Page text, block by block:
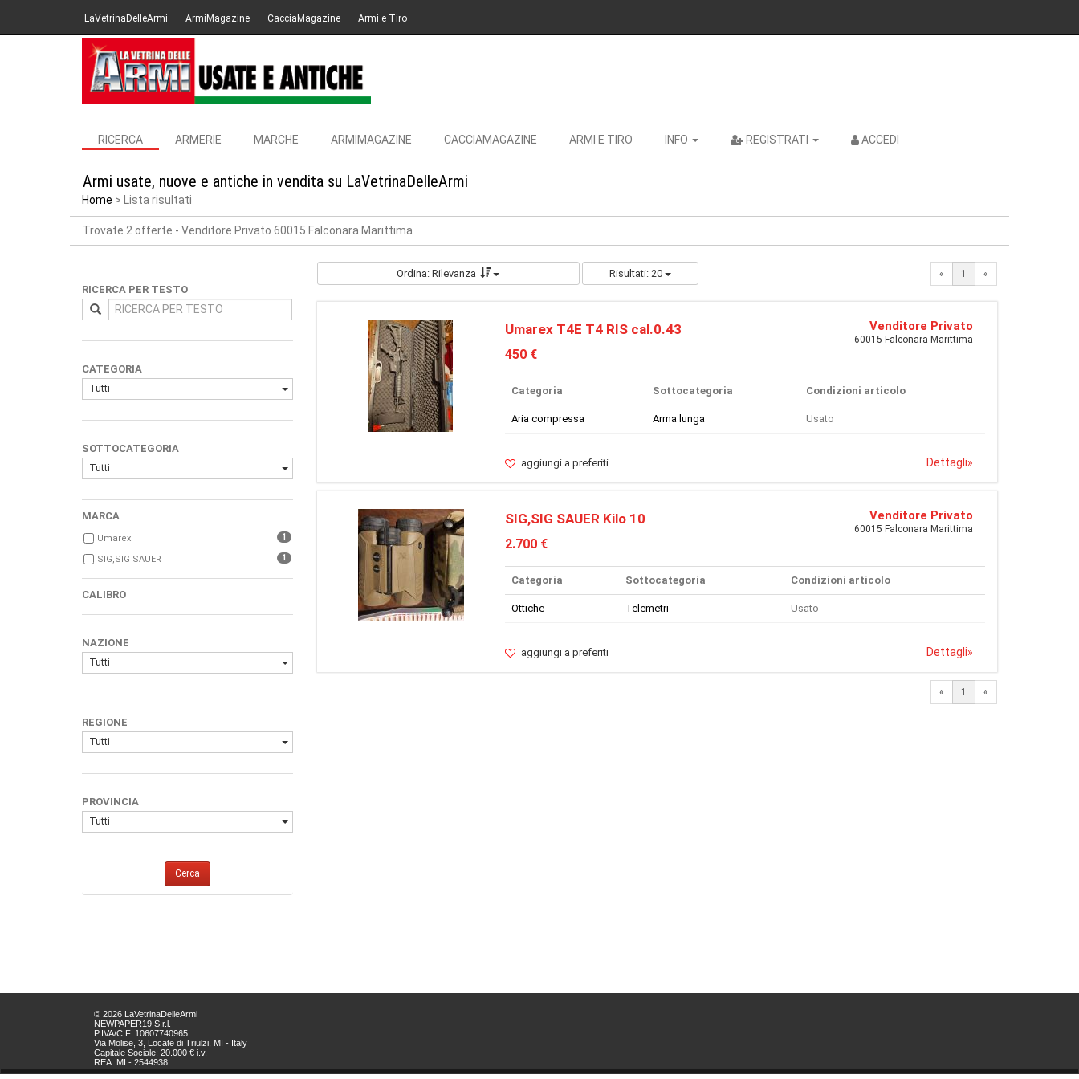
LaVetrinaDelleArmi ArmiMagazine CacciaMagazine Armi e Tiro
RICERCA ARMERIE MARCHE ARMIMAGAZINE CACCIAMAGAZINE ARMI E TIRO INFO REGISTRATI ACCEDI
Armi usate, nuove e antiche in vendita su LaVetrinaDelleArmi
Home Lista risultati
Trovate 2 offerte - Venditore Privato 60015 Falconara Marittima
RICERCA PER TESTO
CATEGORIA
Tutti
SOTTOCATEGORIA
Tutti
MARCA
Umarex 1
SIG,SIG SAUER 1
CALIBRO
NAZIONE
Tutti
REGIONE
Tutti
PROVINCIA
Tutti
Cerca
Ordina: Rilevanza Risultati: 20 « 1 «
Umarex T4E T4 RIS cal.0.43
450 €
Venditore Privato
60015 Falconara Marittima
Categoria Sottocategoria Condizioni articolo
Aria compressa Arma lunga Usato
aggiungi a preferiti Dettagli»
SIG,SIG SAUER Kilo 10
2.700 €
Venditore Privato
60015 Falconara Marittima
Categoria Sottocategoria Condizioni articolo
Ottiche Telemetri Usato
aggiungi a preferiti Dettagli»
« 1 «
© 2026 LaVetrinaDelleArmi
NEWPAPER19 S.r.l.
P.IVA/C.F. 10607740965
Via Molise, 3, Locate di Triulzi, MI - Italy
Capitale Sociale: 20.000 € i.v.
REA: MI - 2544938